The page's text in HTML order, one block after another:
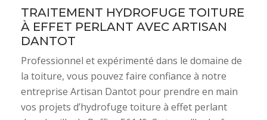
TRAITEMENT HYDROFUGE TOITURE
À EFFET PERLANT AVEC ARTISAN
DANTOT
Professionnel et expérimenté dans le domaine de
la toiture, vous pouvez faire confiance à notre
entreprise Artisan Dantot pour prendre en main
vos projets d’hydrofuge toiture à effet perlant